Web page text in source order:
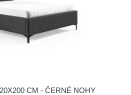
CM - ČERNÉ NOHY